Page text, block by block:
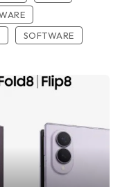
SOFTWARE